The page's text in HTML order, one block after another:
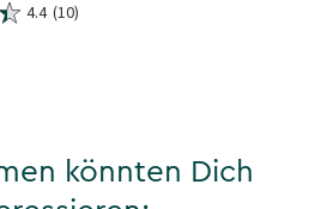
4.4 (10)
könnten Dich